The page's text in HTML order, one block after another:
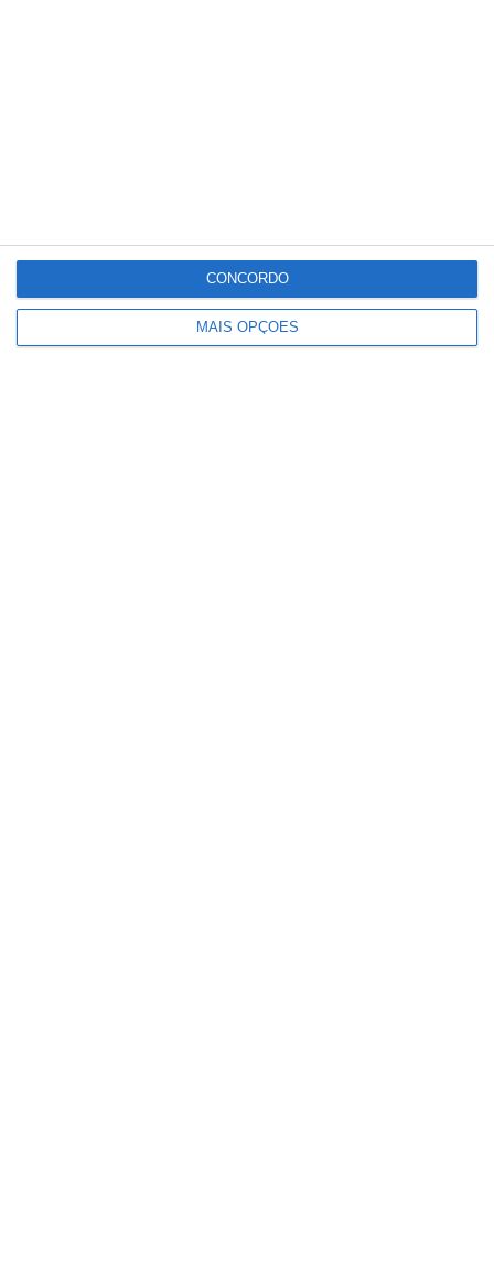
MAIS OPÇÕES
CONCORDO